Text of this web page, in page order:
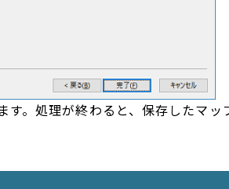
。処理が終わると、保存したマッ